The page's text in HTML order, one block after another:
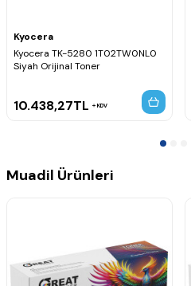
Kyocera
Kyocera TK-5280 1T02TW0NL0
Siyah Orijinal Toner
10.438,27TL KDV
Muadil Ürünleri